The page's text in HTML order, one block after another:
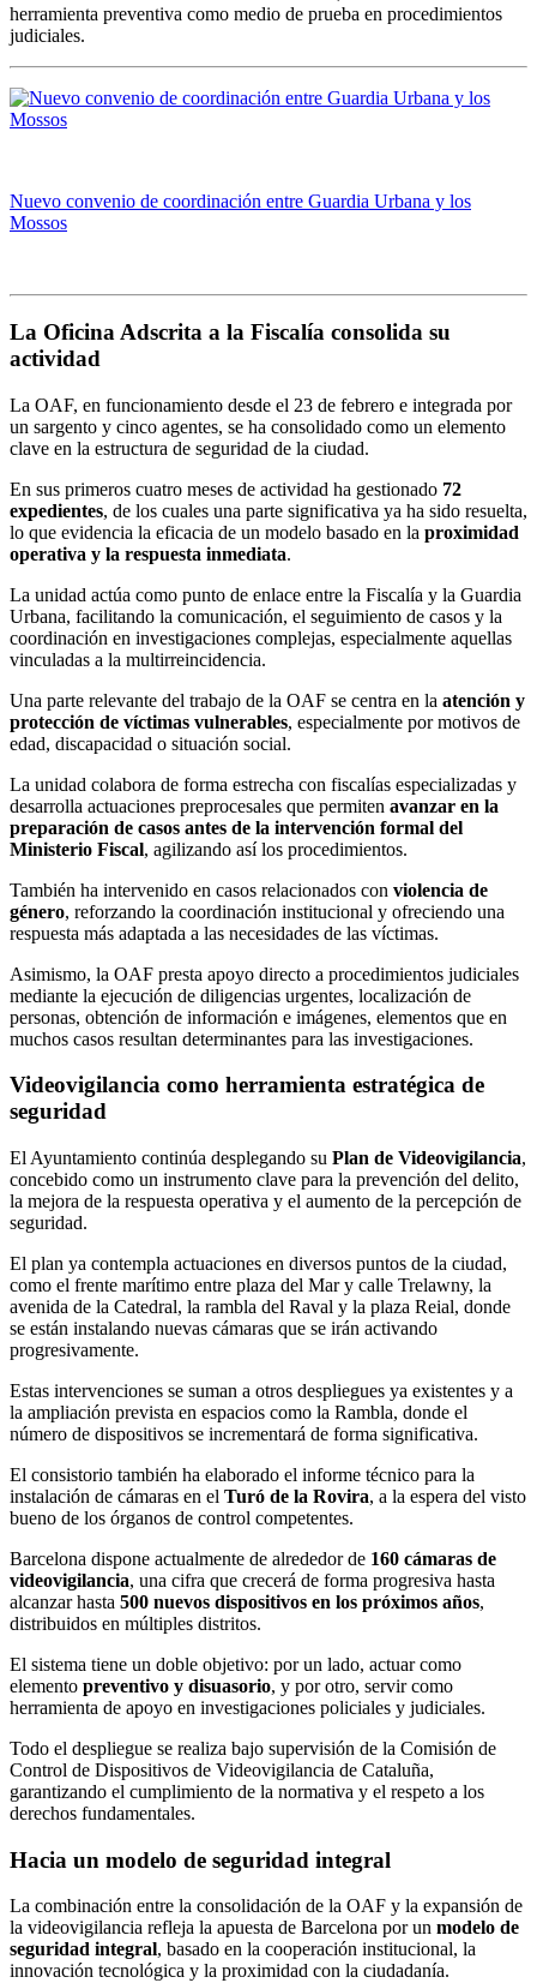
herramienta preventiva como medio de prueba en procedimientos
judiciales.
Nuevo convenio de coordinación entre Guardia Urbana y los
Mossos
La Oficina Adscrita a la Fiscalía consolida su
actividad
La OAF, en funcionamiento desde el 23 de febrero e integrada por
un sargento y cinco agentes, se ha consolidado como un elemento
clave en la estructura de seguridad de la ciudad.
En sus primeros cuatro meses de actividad ha gestionado 72
expedientes, de los cuales una parte significativa ya ha sido resuelta,
lo que evidencia la eficacia de un modelo basado en la proximidad
operativa y la respuesta inmediata.
La unidad actúa como punto de enlace entre la Fiscalía y la Guardia
Urbana, facilitando la comunicación, el seguimiento de casos y la
coordinación en investigaciones complejas, especialmente aquellas
vinculadas a la multirreincidencia.
Una parte relevante del trabajo de la OAF se centra en la atención y
protección de víctimas vulnerables, especialmente por motivos de
edad, discapacidad o situación social.
La unidad colabora de forma estrecha con fiscalías especializadas y
desarrolla actuaciones preprocesales que permiten avanzar en la
preparación de casos antes de la intervención formal del
Ministerio Fiscal, agilizando así los procedimientos.
También ha intervenido en casos relacionados con violencia de
género, reforzando la coordinación institucional y ofreciendo una
respuesta más adaptada a las necesidades de las víctimas.
Asimismo, la OAF presta apoyo directo a procedimientos judiciales
mediante la ejecución de diligencias urgentes, localización de
personas, obtención de información e imágenes, elementos que en
muchos casos resultan determinantes para las investigaciones.
Videovigilancia como herramienta estratégica de
seguridad
El Ayuntamiento continúa desplegando su Plan de Videovigilancia,
concebido como un instrumento clave para la prevención del delito,
la mejora de la respuesta operativa y el aumento de la percepción de
seguridad.
El plan ya contempla actuaciones en diversos puntos de la ciudad,
como el frente marítimo entre plaza del Mar y calle Trelawny, la
avenida de la Catedral, la rambla del Raval y la plaza Reial, donde
se están instalando nuevas cámaras que se irán activando
progresivamente.
Estas intervenciones se suman a otros despliegues ya existentes y a
la ampliación prevista en espacios como la Rambla, donde el
número de dispositivos se incrementará de forma significativa.
El consistorio también ha elaborado el informe técnico para la
instalación de cámaras en el Turó de la Rovira, a la espera del visto
bueno de los órganos de control competentes.
Barcelona dispone actualmente de alrededor de 160 cámaras de
videovigilancia, una cifra que crecerá de forma progresiva hasta
alcanzar hasta 500 nuevos dispositivos en los próximos años,
distribuidos en múltiples distritos.
El sistema tiene un doble objetivo: por un lado, actuar como
elemento preventivo y disuasorio, y por otro, servir como
herramienta de apoyo en investigaciones policiales y judiciales.
Todo el despliegue se realiza bajo supervisión de la Comisión de
Control de Dispositivos de Videovigilancia de Cataluña,
garantizando el cumplimiento de la normativa y el respeto a los
derechos fundamentales.
Hacia un modelo de seguridad integral
La combinación entre la consolidación de la OAF y la expansión de
la videovigilancia refleja la apuesta de Barcelona por un modelo de
seguridad integral, basado en la cooperación institucional, la
innovación tecnológica y la proximidad con la ciudadanía.